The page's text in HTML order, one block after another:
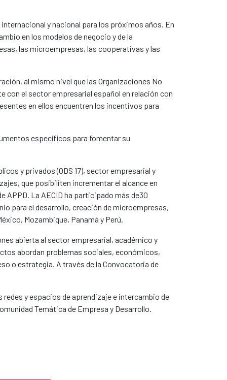
y nacional para los próximos años. En
en los modelos de negocio y de la
las microempresas, las cooperativas y las
al mismo nivel que las Organizaciones No
con el sector empresarial español en relación con
en ellos encuentren los incentivos para
específicos para fomentar su
y privados (ODS 17), sector empresarial y
que posibiliten incrementar el alcance en
APPD. La AECID ha participado más de30
para el desarrollo, creación de microempresas,
Mozambique, Panamá y Perú.
abierta al sector empresarial, académico y
abordan problemas sociales, económicos,
o estrategia. A través de la Convocatoria de
y espacios de aprendizaje e intercambio de
Temática de Empresa y Desarrollo.